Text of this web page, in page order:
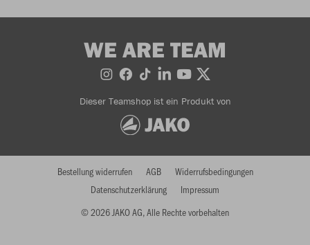
WE ARE TEAM
Dieser Teamshop ist ein Produkt von
© 2026 JAKO AG, Alle Rechte vorbehalten
Bestellung widerrufen AGB
Widerrufsbedingungen
Datenschutzerklärung
Impressum